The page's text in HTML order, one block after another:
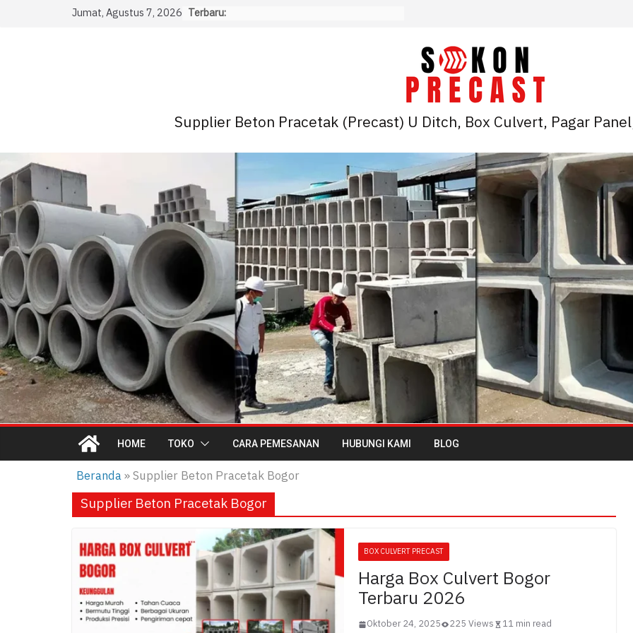
Jumat, Agustus 7, 2026 Terbaru:
Supplier Beton Pracetak (Precast) U Ditch, Box Culvert, Pagar
HOME TOKO CARA PEMESANAN HUBUNGI KAMI BLOG
Beranda»Supplier Beton Pracetak Bogor
Supplier Beton Pracetak Bogor
BOX CULVERT PRECAST
Harga Box Culvert Bogor
Terbaru 2026
Oktober 24, 2025 225 Views 11 min read